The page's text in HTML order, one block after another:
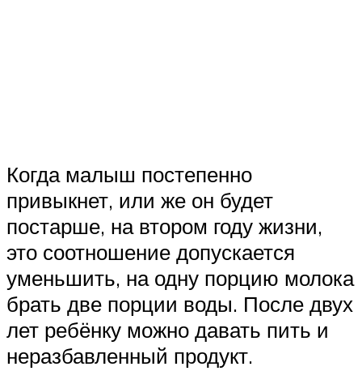
Когда малыш постепенно
привыкнет, или же он будет
постарше, на втором году жизни,
это соотношение допускается
уменьшить, на одну порцию молока
брать две порции воды. После двух
лет ребёнку можно давать пить и
неразбавленный продукт.